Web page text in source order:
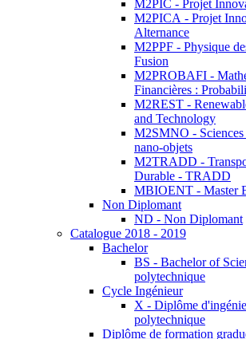
M2PIC - Projet
M2PICA - Projet
Alternance
M2PPF - Physique
Fusion
M2PROBAFI -
Financières :
M2REST -
and Technology
M2SMNO - Sciences
nano-objets
M2TRADD -
Durable - TRADD
MBIOENT - Master
Non Diplomant
ND - Non Diplomant
Catalogue 2018 - 2019
Bachelor
BS - Bachelor of
polytechnique
Cycle Ingénieur
X - Diplôme
polytechnique
Diplôme de formation